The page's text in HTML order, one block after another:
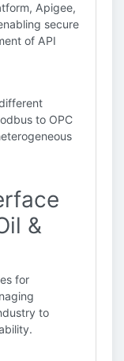
Apigee,
secure
of API
to OPC
&
for
to